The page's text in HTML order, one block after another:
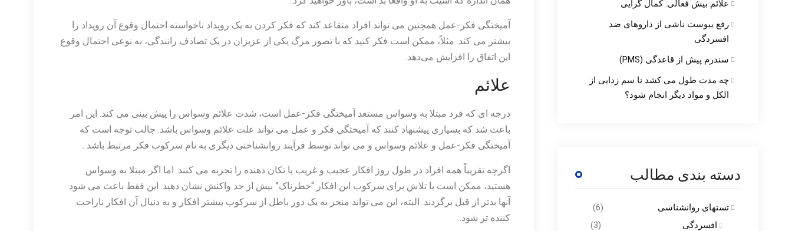
آمیختگی فکر-عمل همچنین می تواند افراد متقاعد کند که فکر کردن به یک رویداد ناخواسته احتمال وقوع آن رویداد را
بیشتر می کند. مثلاً، ممکن است فکر کنید که با تصور مرگ یکی از عزیزان در یک تصادف رانندگی، به نوعی احتمال وقوع
این اتفاق را افزایش می‌دهد.
علائم
درجه ای که فرد مبتلا به وسواس مستعد آمیختگی فکر-عمل است، شدت علائم وسواس را پیش بینی می کند. این امر
باعث شد که بسیاری پیشنهاد کنند که آمیختگی فکر و عمل می تواند علت علائم وسواس باشد. جالب توجه است که
آمیختگی فکر-عمل و علائم وسواس و می تواند توسط فرآیند روانشناختی دیگری به نام سرکوب فکر مرتبط باشد .
اگرچه تقریباً همه افراد در طول روز افکار عجیب و غریب یا تکان دهنده را تجربه می کنند. اما اگر مبتلا به وسواس
هستید، ممکن است با تلاش برای سرکوب این افکار “خطرناک” بیش از حد واکنش نشان دهید. این فقط باعث می شود
آنها بدتر از قبل برگردند. البته، این می تواند منجر به یک دور باطل از سرکوب بیشتر افکار و به دنبال آن افکار ناراحت
کننده تر شود.
علائم بیش فعالی: کمال گرایی
رفع یبوست ناشی از داروهای ضد
افسردگی
سندرم پیش از قاعدگی (PMS)
چه مدت طول می کشد تا سم زدایی از
الکل و مواد دیگر انجام شود؟
دسته بندی مطالب
تستهای روانشناسی
(6)
افسردگی
(3)